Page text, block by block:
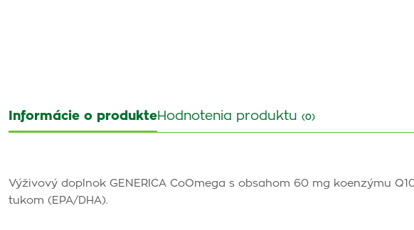
Informácie o produkteHodnotenia produktu (0)
Výživový doplnok GENERICA CoOmega s obsahom 60 mg koenzýmu
tukom (EPA/DHA).